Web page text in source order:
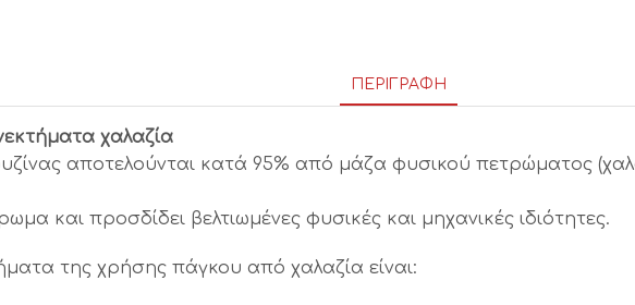
ΠΕΡΙΓΡΑΦΉ
χαλαζία
αποτελούνται κατά 95% από μάζα φυσικού πετρώματος
και προσδίδει βελτιωμένες φυσικές και μηχανικές ιδιότητες.
της χρήσης πάγκου από χαλαζία είναι: